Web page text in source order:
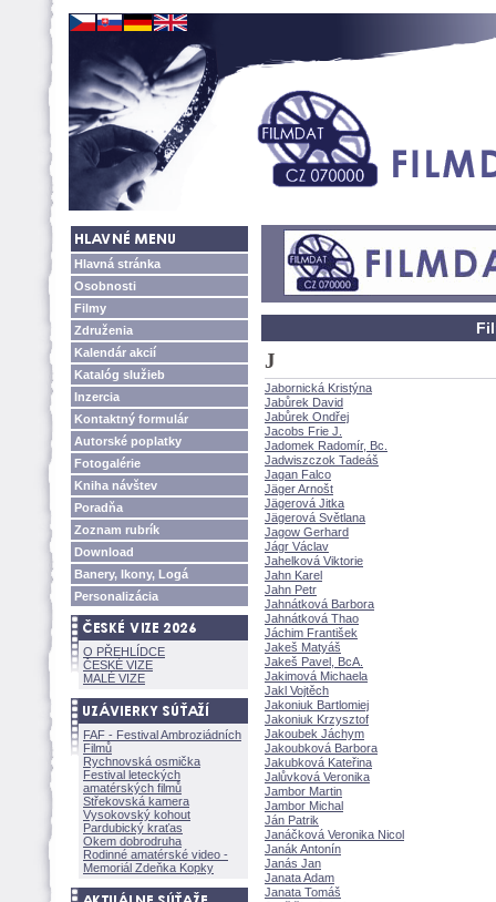
Hlavná stránka
Osobnosti
Filmy
Združenia
Kalendár akcií
Katalóg služieb
Inzercia
Kontaktný formulár
Autorské poplatky
Fotogalérie
Kniha návštev
Poradňa
Zoznam rubrík
Download
Banery, Ikony, Log
Personalizácia
O PŘEHLÍDCE
ČESKÉ VIZE
MALÉ VIZE
FAF - Festival Ambroziádních
Filmů
Rychnovská osmička
Festival leteckých
amatérských filmů
Střekovská kamera
Vysokovský kohout
Pardubický kraťas
Okem dobrodruha
Rodinné amatérské video -
Memoriál Zdeňka Kopky
J
Jabornická Kristýna
Jabůrek David
Jabůrek Ondřej
Jacobs Frie J.
Jadomek Radomír, Bc.
Jadwiszczok Tade
Jagan Falco
Jäger Arnošt
Jägerová Jitka
Jägerová Světlana
Jagow Gerhard
Jágr Václav
Jahelková Viktorie
Jahn Karel
Jahn Petr
Jahnátková Barbora
Jahnátková Thao
Jáchim František
Jakeš Maty
Jakeš Pavel, BcA.
Jakimová Michaela
Jakl Vojtěch
Jakoniuk Bartlomiej
Jakoniuk Krzysztof
Jakoubek Jáchym
Jakoubková Barbora
Jakubková Kateřina
Jalůvková Veronika
Jambor Martin
Jambor Michal
Ján Patrik
Janáčková Veronika Nicol
Janák Antonín
Janás Jan
Janata Adam
Janata Tom